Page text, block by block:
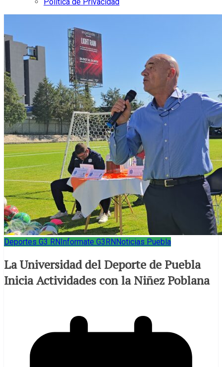
Política de Privacidad
Deportes G3 RN Informate G3RN Noticias Puebla
La Universidad del Deporte de Puebla
Inicia Actividades con la Niñez Poblana